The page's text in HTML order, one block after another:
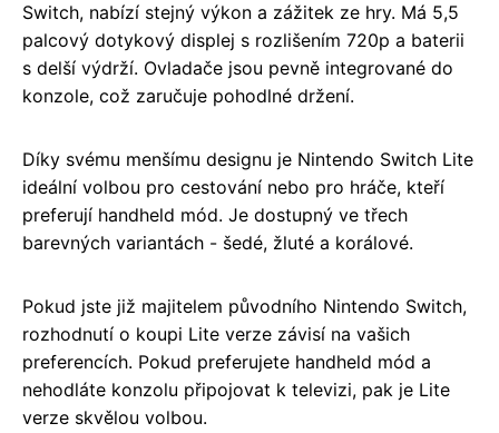
Switch, nabízí stejný výkon a zážitek ze hry. Má 5,5
palcový dotykový displej s rozlišením 720p a baterii
s delší výdrží. Ovladače jsou pevně integrované do
konzole, což zaručuje pohodlné držení.
Díky svému menšímu designu je Nintendo Switch Lite
ideální volbou pro cestování nebo pro hráče, kteří
preferují handheld mód. Je dostupný ve třech
barevných variantách - šedé, žluté a korálové.
Pokud jste již majitelem původního Nintendo Switch,
rozhodnutí o koupi Lite verze závisí na vašich
preferencích. Pokud preferujete handheld mód a
nehodláte konzolu připojovat k televizi, pak je Lite
verze skvělou volbou.